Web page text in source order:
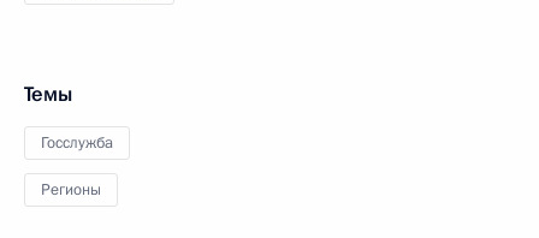
Темы
Госслужба
Регионы